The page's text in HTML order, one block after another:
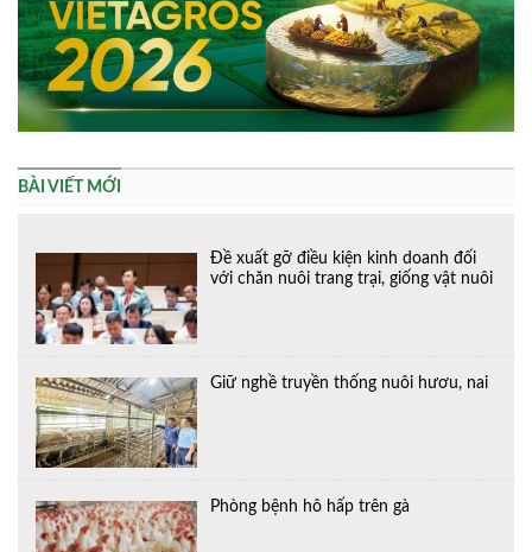
BÀI VIẾT MỚI
Đề xuất gỡ điều kiện kinh doanh đối
với chăn nuôi trang trại, giống vật nuôi
Giữ nghề truyền thống nuôi hươu, nai
Phòng bệnh hô hấp trên gà